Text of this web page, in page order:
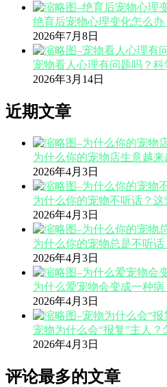
绝育后宠物心理变化怎么办
2026年7月8日
宠物看人心理有问题吗？
2026年3月14日
近期文章
为什么你的宠物店生意越
2026年4月3日
为什么你的宠物不听话？
2026年4月3日
为什么你的宠物总是不听
2026年4月3日
为什么爱宠物会变成一种
2026年4月3日
宠物为什么会“报复”主人？
2026年4月3日
评论最多的文章